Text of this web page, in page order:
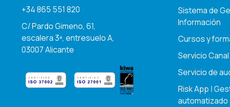
+34 865 551 820
C/ Pardo Gimeno, 61,
escalera 3ª, entresuelo A,
03007 Alicante
Sistema de
Información
Cursos y
Servicio
Servicio de
Risk App |
automatizado